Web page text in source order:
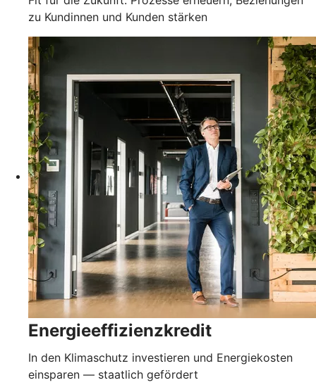
zu Kundinnen und Kunden stärken
Energieeffizienzkredit
In den Klimaschutz investieren und Energiekosten
einsparen — staatlich gefördert